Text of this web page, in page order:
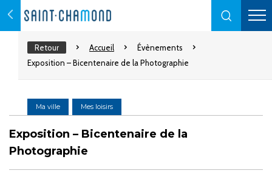
Retour Accueil
Évènements
Exposition – Bicentenaire de la Photographie
Ma ville Mes loisirs
Exposition – Bicentenaire de la
Photographie